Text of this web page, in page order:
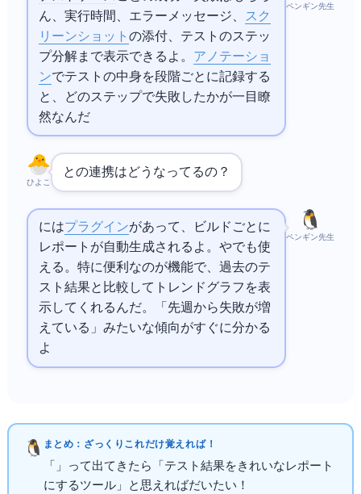
ペンギン先生
ん、実行時間、エラーメッセージ、 スク
リーンショット の添付、テストのステッ
プ分解まで表示できるよ。@Step アノテーショ
ンでテストの中身を段階ごとに記録する
と、どのステップで失敗したかが一目瞭
然なんだ
ひよこ
CIとの連携はどうなってるの？
ペンギン先生
にはAllureプラグインがあって、ビルドごとに
レポートが自動生成されるよ。 やCIでも使
える。特に便利なのがhistory機能で、過去のテ
スト結果と比較してトレンドグラフを表
示してくれるんだ。「先週から失敗が増
えている」みたいな傾向がすぐに分かる
よ
まとめ：ざっくりこれだけ覚えればOK！
「Allure」って出てきたら「テスト結果をきれいなレポート
にするツール」と思えればだいたいOK！